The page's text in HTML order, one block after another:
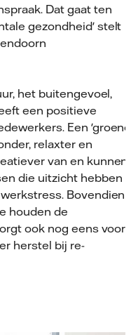
Dat gaat ten
gezondheid' stelt
het buitengevoel,
een positieve
Een
relaxter en
van en kunnen
die uitzicht hebben
Bovendien
houden de
ook nog eens voor
herstel bij re-